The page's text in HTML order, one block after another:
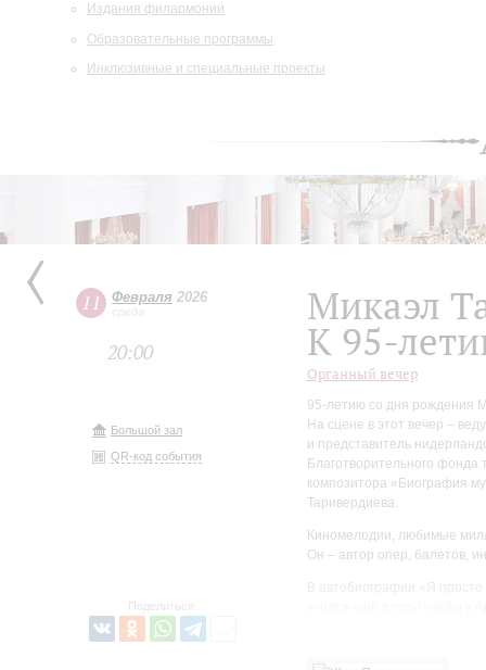
Издания филармонии
Образовательные программы
Инклюзивные и специальные проекты
11 Февраля 2026
среда
20:00
Большой зал
QR-код события
Поделиться:
Микаэл
К 95-
Органный вечер
95-летию со дня рождения
На сцене в этот вечер –
и представитель
Благотворительного фонда
композитора «Биография
Таривердиева.
Киномелодии, любимые
Он – автор опер, балетов,